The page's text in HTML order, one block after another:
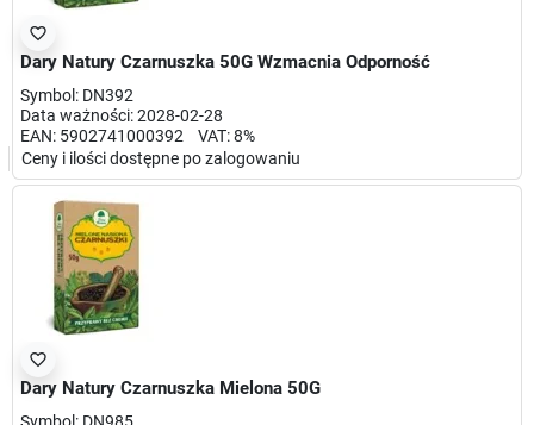
favorite_border
Dary Natury Czarnuszka 50G Wzmacnia Odporność
Symbol: DN392
Data ważności: 2028-02-28
EAN: 5902741000392 VAT: 8%
Ceny i ilości dostępne po zalogowaniu
favorite_border
Dary Natury Czarnuszka Mielona 50G